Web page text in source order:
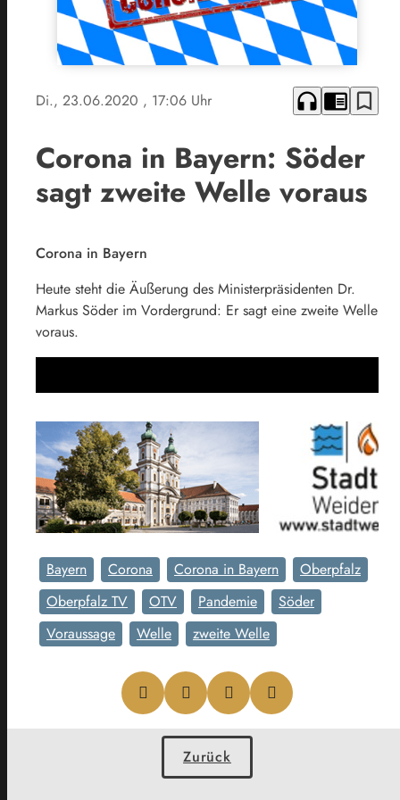
Di., 23.06.2020 , 17:06 Uhr headphones chrome_reader_mode bookmark_border
Corona in Bayern: Söder
sagt zweite Welle voraus
Corona in Bayern
Heute steht die Äußerung des Ministerpräsidenten Dr.
Markus Söder im Vordergrund: Er sagt eine zweite Welle
voraus.
Bayern Corona Corona in Bayern
Oberpfalz
Oberpfalz TV
OTV Pandemie
Söder
Voraussage
Welle zweite Welle
Zurück